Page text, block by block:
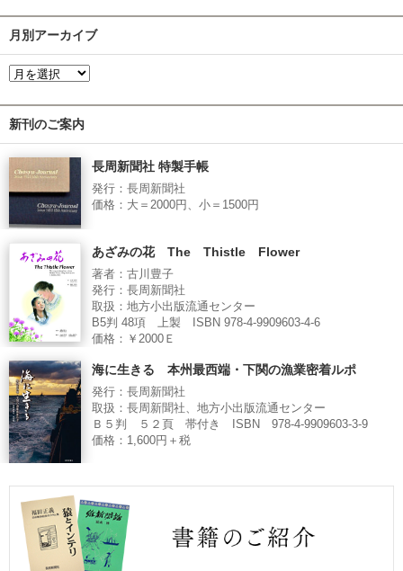
月別アーカイブ
新刊のご案内
長周新聞社 特製手帳
発行：長周新聞社
価格：大＝2000円、小＝1500円
あざみの花 The Thistle Flower
著者：古川豊子
発行：長周新聞社
取扱：地方小出版流通センター
B5判 48項 上製 ISBN 978-4-9909603-4-6
価格：￥2000Ｅ
海に生きる 本州最西端・下関の漁業密着ルポ
発行：長周新聞社
取扱：長周新聞社、地方小出版流通センター
Ｂ５判 ５２頁 帯付き ISBN 978-4-9909603-3-9
価格：1,600円＋税